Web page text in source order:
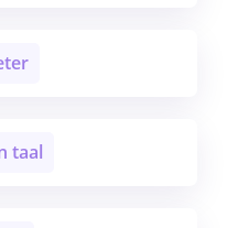
taal